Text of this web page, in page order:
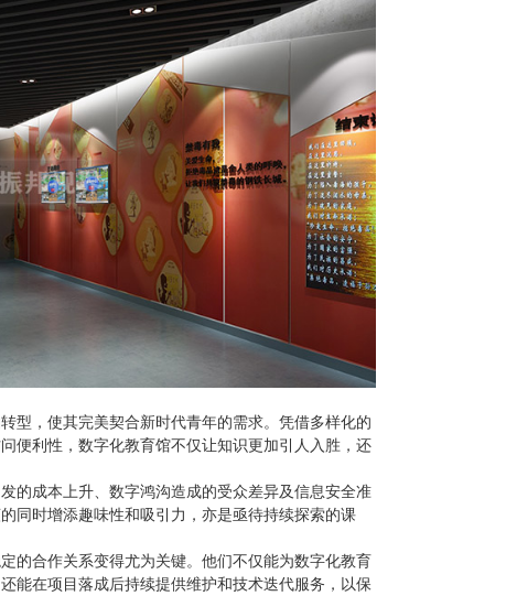
型，使其完美契合新时代青年的需求。凭借多样化的
便利性，数字化教育馆不仅让知识更加引人入胜，还
的成本上升、数字鸿沟造成的受众差异及信息安全准
同时增添趣味性和吸引力，亦是亟待持续探索的课
的合作关系变得尤为关键。他们不仅能为数字化教育
能在项目落成后持续提供维护和技术迭代服务，以保